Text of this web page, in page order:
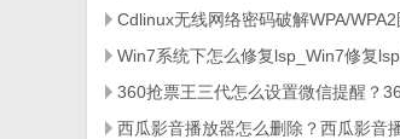
Cdlinux无线网络密码破解WPA/
Win7系统下怎么修复lsp_Win7修复
360抢票王三代怎么设置微信提醒？
西瓜影音播放器怎么删除？西瓜影音